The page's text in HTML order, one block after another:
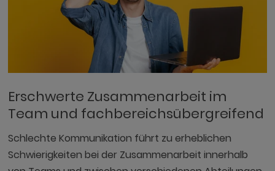
Erschwerte Zusammenarbeit im
Team und fachbereichsübergreifend
Schlechte Kommunikation führt zu erheblichen
Schwierigkeiten bei der Zusammenarbeit innerhalb